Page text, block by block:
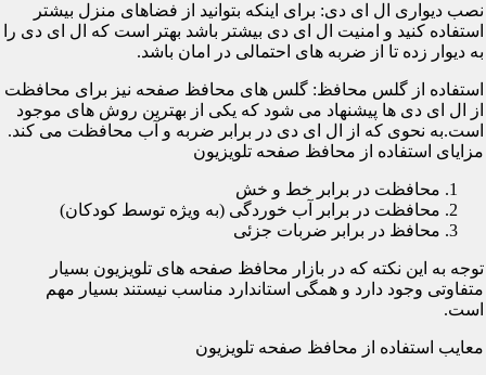
نصب دیواری ال ای دی: برای اینکه بتوانید از فضاهای منزل بیشتر
استفاده کنید و امنیت ال ای دی بیشتر باشد بهتر است که ال ای دی را
به دیوار زده تا از ضربه های احتمالی در امان باشد.
استفاده از گلس محافظ: گلس های محافظ صفحه نیز برای محافظت
از ال ای دی ها پیشنهاد می شود که یکی از بهترین روش های موجود
است.به نحوی که از ال ای دی در برابر ضربه و آب محافظت می کند.
مزایای استفاده از محافظ صفحه تلویزیون
محافظت در برابر خط و خش
محافظت در برابر آب خوردگی (به ویژه توسط کودکان)
محافظ در برابر ضربات جزئی
توجه به این نکته که در بازار محافظ صفحه های تلویزیون بسیار
متفاوتی وجود دارد و همگی استاندارد مناسب نیستند بسیار مهم
است.
معایب استفاده از محافظ صفحه تلویزیون